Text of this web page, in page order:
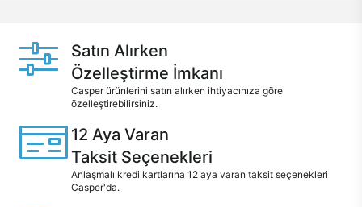
Satın Alırken
Özelleştirme İmkanı
Casper ürünlerini satın alırken ihtiyacınıza göre
özelleştirebilirsiniz.
12 Aya Varan
Taksit Seçenekleri
Anlaşmalı kredi kartlarına 12 aya varan taksit seçenekleri
Casper'da.